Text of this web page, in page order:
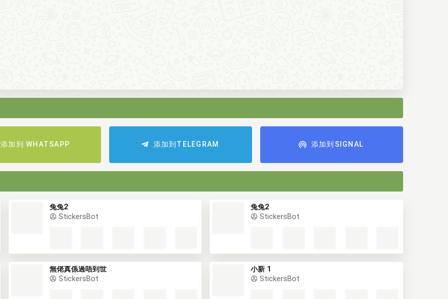
添加到 WHATSAPP 添加到TELEGRAM 添加到SIGNAL
兔兔2
StickersBot
兔兔2
StickersBot
無佬真係過唔到世
StickersBot
小新 1
StickersBot